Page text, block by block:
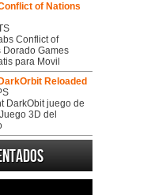
of Nations
Conflict of
Dorado Games
para Movil
Reloaded
DarkObit juego de
3D del